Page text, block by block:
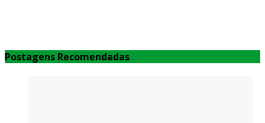
Postagens Recomendadas